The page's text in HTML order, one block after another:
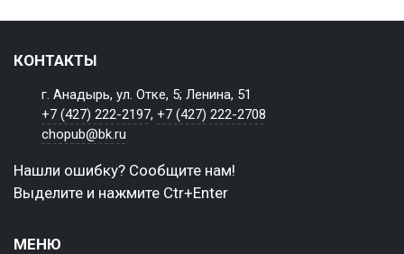
КОНТАКТЫ
г. Анадырь, ул. Отке, 5; Ленина, 51
+7 (427) 222-2197,+7 (427) 222-2708
chopub@bk.ru
Нашли ошибку? Сообщите нам!
Выделите и нажмите Ctr+Enter
МЕНЮ